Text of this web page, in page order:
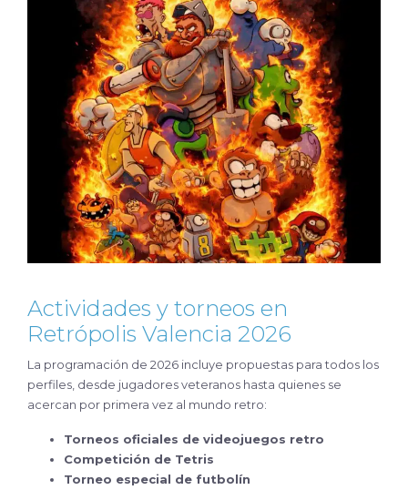
Actividades y torneos en
Retrópolis Valencia 2026
La programación de 2026 incluye propuestas para todos los
perfiles, desde jugadores veteranos hasta quienes se
acercan por primera vez al mundo retro:
Torneos oficiales de videojuegos retro
Competición de Tetris
Torneo especial de futbolín